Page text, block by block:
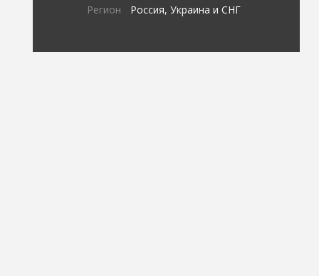
Регион Россия, Украина и СНГ